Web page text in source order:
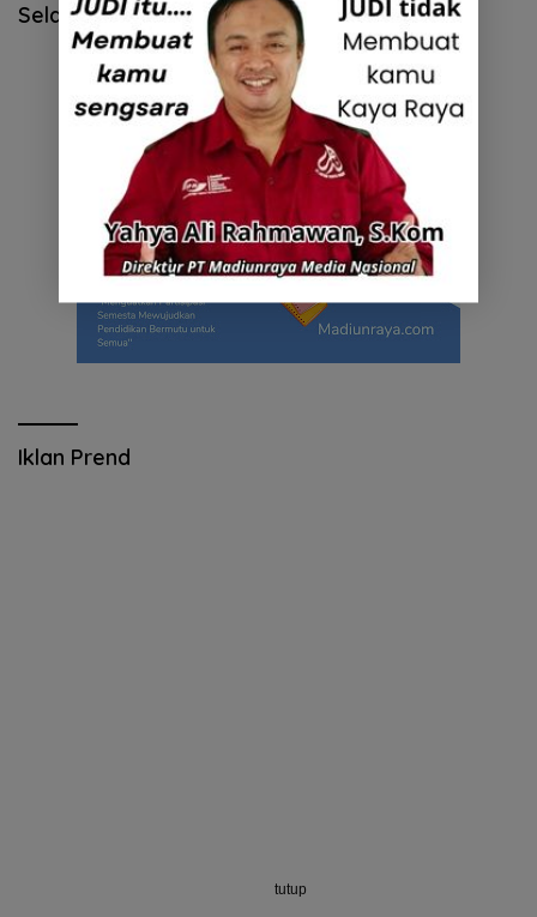
Selamat Hari Pendidikan Nasional
Iklan Prend
tutup